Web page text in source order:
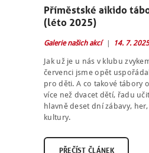
Příměstské aikido
(léto 2025)
Galerie našich akcí 14. 7. 2025
Jak už je u nás v klubu
červenci jsme opět
pro děti. A co takové tábory
více než dvacet dětí, řadu
hlavně deset dní zábavy,
kultury.
PŘEČÍST ČLÁNEK